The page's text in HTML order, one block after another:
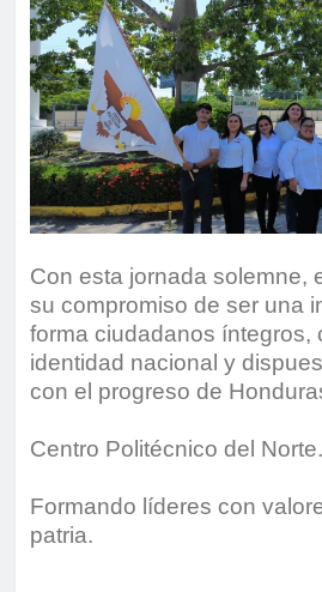
Con esta jornada solemne,
su compromiso de ser una
forma ciudadanos íntegros,
identidad nacional y
con el progreso de
Centro Politécnico del Norte.
Formando líderes con
patria.